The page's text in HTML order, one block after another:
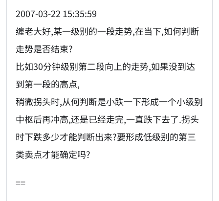
2007-03-22 15:35:59
缠老大好,某一级别的一段走势,在当下,如何判断
走势是否结束?
比如30分钟级别第二段向上的走势,如果没到达
到第一段的高点,
稍微拐头时,从何判断是小跌一下形成一个小级别
中枢后再冲高,还是已经走完,一直跌下去了.拐头
时下跌多少才能判断出来?要形成低级别的第三
类卖点才能确定吗?
==